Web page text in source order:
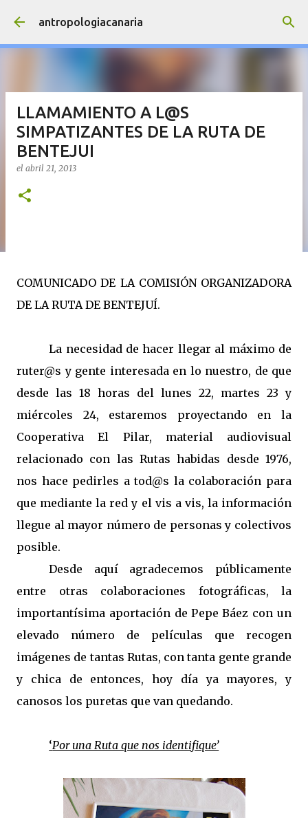
Ir al contenido principal
antropologiacanaria
LLAMAMIENTO A L@S
SIMPATIZANTES DE LA RUTA DE
BENTEJUI
el abril 21, 2013
COMUNICADO DE LA COMISIÓN ORGANIZADORA
DE LA RUTA DE BENTEJUÍ.
La necesidad de hacer llegar al máximo de
ruter@s y gente interesada en lo nuestro, de que
desde las 18 horas del lunes 22, martes 23 y
miércoles 24, estaremos proyectando en la
Cooperativa El Pilar, material audiovisual
relacionado con las Rutas habidas desde 1976,
nos hace pedirles a tod@s la colaboración para
que mediante la red y el vis a vis, la información
llegue al mayor número de personas y colectivos
posible.
Desde aquí agradecemos públicamente
entre otras colaboraciones fotográficas, la
importantísima aportación de Pepe Báez con un
elevado número de películas que recogen
imágenes de tantas Rutas, con tanta gente grande
y chica de entonces, hoy día ya mayores, y
canosos los puretas que van quedando.
‘Por una Ruta que nos identifique’